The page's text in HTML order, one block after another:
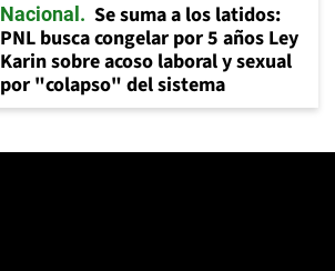
Nacional
Se suma a los latidos:
PNL busca congelar por 5 años Ley
Karin sobre acoso laboral y sexual
por "colapso" del sistema